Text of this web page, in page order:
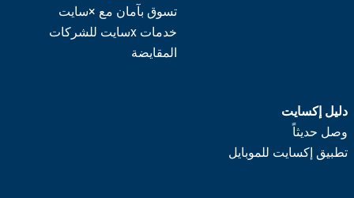
تسوق بآمان مع ×سايت
خدمات xسايت للشركات
المقايضة
دليل إكسايت
وصل حديثاً
تطبيق إكسايت للموبايل